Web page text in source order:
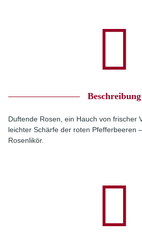
Beschreibung
Duftende Rosen, ein Hauch von frischer
leichter Schärfe der roten Pfefferbeeren
Rosenlikör.